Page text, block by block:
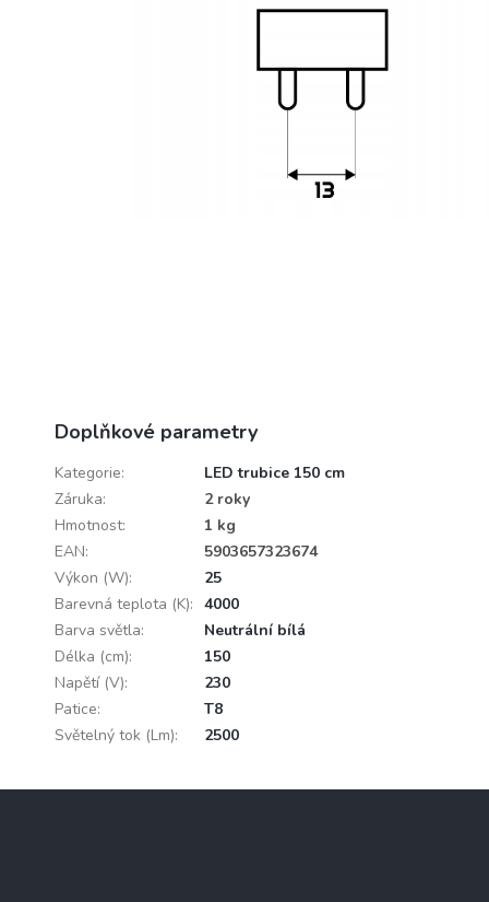
Doplňkové parametry
Kategorie:
LED trubice 150 cm
Záruka:
2 roky
Hmotnost:
1 kg
EAN:
5903657323674
Výkon (W):
25
Barevná teplota (K): 4000
Barva světla:
Neutrální bílá
Délka (cm):
150
Napětí (V):
230
Patice:
T8
Světelný tok (Lm): 2500